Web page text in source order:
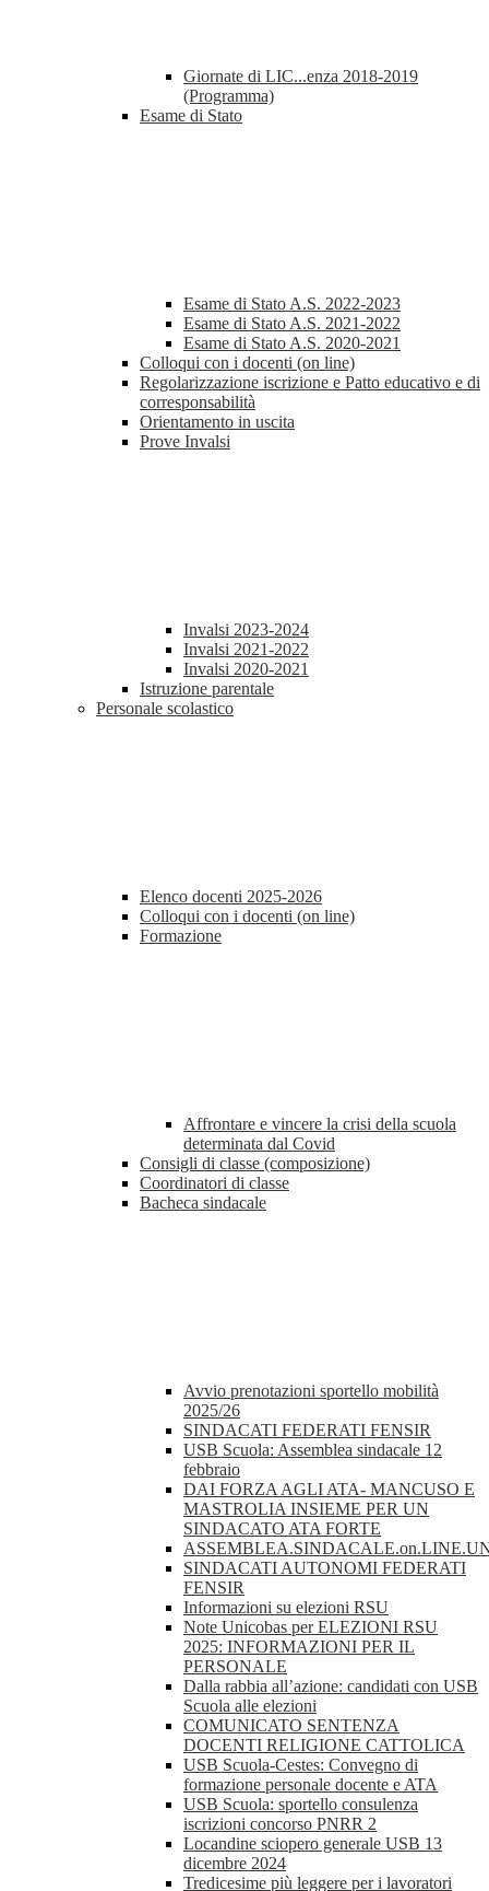
Giornate di LIC...enza 2018-2019
(Programma)
Esame di Stato
Esame di Stato A.S. 2022-2023
Esame di Stato A.S. 2021-2022
Esame di Stato A.S. 2020-2021
Colloqui con i docenti (on line)
Regolarizzazione iscrizione e Patto educativo e di
corresponsabilità
Orientamento in uscita
Prove Invalsi
Invalsi 2023-2024
Invalsi 2021-2022
Invalsi 2020-2021
Istruzione parentale
Personale scolastico
Elenco docenti 2025-2026
Colloqui con i docenti (on line)
Formazione
Affrontare e vincere la crisi della scuola
determinata dal Covid
Consigli di classe (composizione)
Coordinatori di classe
Bacheca sindacale
Avvio prenotazioni sportello mobilità
2025/26
SINDACATI FEDERATI FENSIR
USB Scuola: Assemblea sindacale 12
febbraio
DAI FORZA AGLI ATA- MANCUSO E
MASTROLIA INSIEME PER UN
SINDACATO ATA FORTE
SINDACATI AUTONOMI FEDERATI
FENSIR
Informazioni su elezioni RSU
Note Unicobas per ELEZIONI RSU
2025: INFORMAZIONI PER IL
PERSONALE
Dalla rabbia all’azione: candidati con USB
Scuola alle elezioni
COMUNICATO SENTENZA
DOCENTI RELIGIONE CATTOLICA
USB Scuola-Cestes: Convegno di
formazione personale docente e ATA
USB Scuola: sportello consulenza
iscrizioni concorso PNRR 2
Locandine sciopero generale USB 13
dicembre 2024
Tredicesime più leggere per i lavoratori